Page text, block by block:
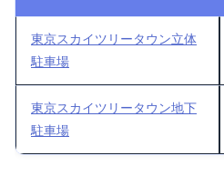
東京スカイツリータウン立体
駐車場
東京スカイツリータウン地下
駐車場